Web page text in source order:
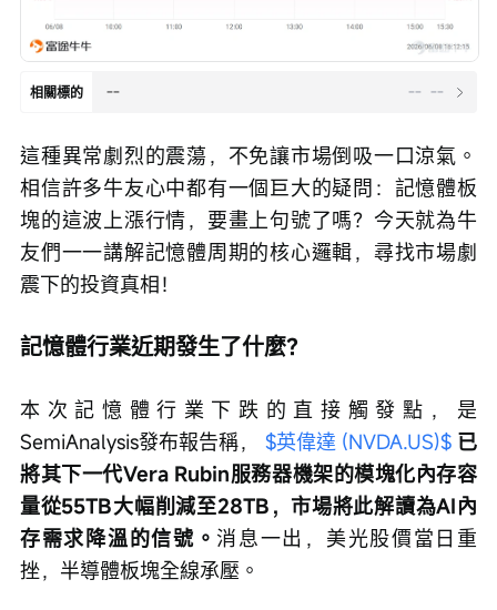
相關標的 -- -- --
這種異常劇烈的震蕩，不免讓市場倒吸一口涼氣。
相信許多牛友心中都有一個巨大的疑問：記憶體板
塊的這波上漲行情，要畫上句號了嗎？今天就為牛
友們一一講解記憶體周期的核心邏輯，尋找市場劇
震下的投資真相！
記憶體行業近期發生了什麼？
本次記憶體行業下跌的直接觸發點，是
SemiAnalysis發布報告稱， $英偉達 (NVDA.US)$ 已
將其下一代Vera Rubin服務器機架的模塊化內存容
量從55TB大幅削減至28TB，市場將此解讀為AI內
存需求降溫的信號。消息一出，美光股價當日重
挫，半導體板塊全線承壓。